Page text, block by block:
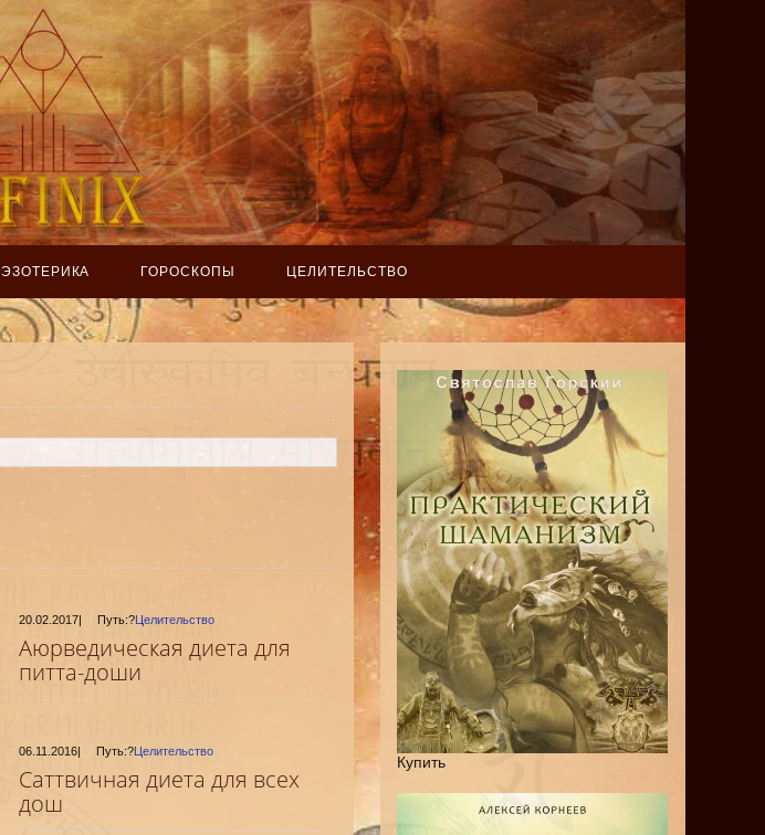
ЭЗОТЕРИКА ГОРОСКОПЫ ЦЕЛИТЕЛЬСТВО
20.02.2017| Путь:?Целительство
Аюрведическая диета для
питта-доши
06.11.2016| Путь:?Целительство
Саттвичная диета для всех
дош
Купить